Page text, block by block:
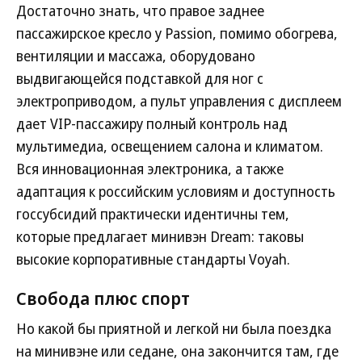
Достаточно знать, что правое заднее
пассажирское кресло у Passion, помимо обогрева,
вентиляции и массажа, оборудовано
выдвигающейся подставкой для ног с
электроприводом, а пульт управления с дисплеем
дает VIP-пассажиру полный контроль над
мультимедиа, освещением салона и климатом.
Вся инновационная электроника, а также
адаптация к российским условиям и доступность
госсубсидий практически идентичны тем,
которые предлагает минивэн Dream: таковы
высокие корпоративные стандарты Voyah.
Свобода плюс спорт
Но какой бы приятной и легкой ни была поездка
на минивэне или седане, она закончится там, где